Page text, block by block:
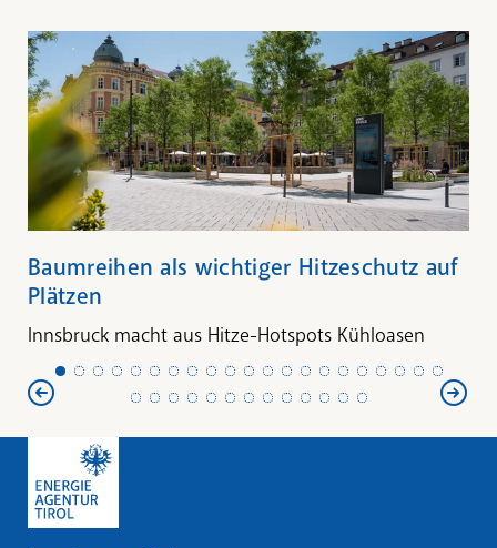
Baumreihen als wichtiger Hitzeschutz auf
Plätzen
Innsbruck macht aus Hitze-Hotspots Kühloasen